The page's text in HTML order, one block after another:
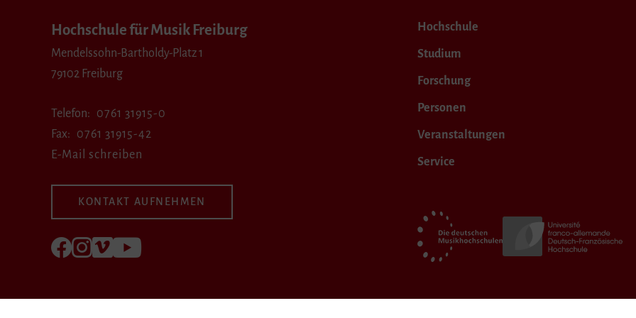
Hochschule für Musik Freiburg
Mendelssohn-Bartholdy-Platz 1
79102 Freiburg
Telefon
0761 31915-0
Fax
0761 31915-42
E-Mail schreiben
KONTAKT AUFNEHMEN
Folgen Sie uns auf Facebook
Folgen Sie uns auf Instagram
Besuchen Sie uns bei Vimeo
Hochschule
Studium
Forschung
Personen
Veranstaltungen
Service